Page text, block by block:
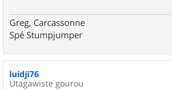
Greg, Carcassonne
Spé Stumpjumper
luidji76
Utagawiste gourou